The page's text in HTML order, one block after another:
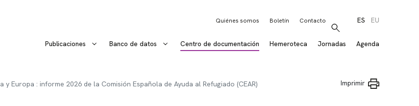
Buscar
ES EU
Publicaciones Banco de datos Centro de documentación Hemeroteca Jornadas Agenda
Quiénes somos Boletín Contacto
y Europa : informe 2026 de la Comisión Española de Ayuda al Refugiado (CEAR) Imprimir